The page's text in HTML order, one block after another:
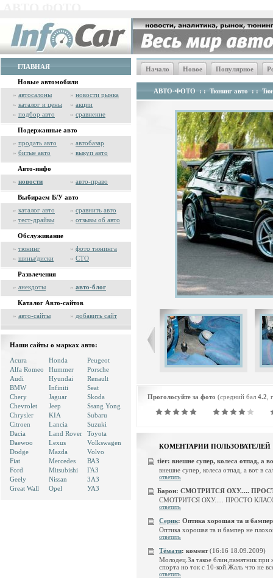
ГЛАВНАЯ
Новые автомобили
» автосалоны » новости рынка
» каталог и цены » акции
» подбор авто » сравнение
Подержанные авто
» продать авто » автобазар
» битые авто » выкуп авто
Авто-инфо
» новости » авто-право
Выбираем Б/У авто
» каталог авто » сравнить авто
» тест-драйвы » отзывы об авто
Обслуживание
» тюнинг » фото тюнинга
» шины/диски » СТО
Развлечения
» анекдоты » авто-блог
Каталог Авто-сайтов
» авто-сайты » добавить сайт
Наши сайты о марках авто:
Acura
Alfa Romeo
Audi
BMW
Chery
Chevrolet
Chrysler
Citroen
Dacia
Daewoo
Dodge
Fiat
Ford
Geely
Great Wall
Honda
Hummer
Hyundai
Infiniti
Jaguar
Jeep
KIA
Lancia
Land Rover
Lexus
Mazda
Mercedes
Mitsubishi
Nissan
Opel
Peugeot
Porsche
Renault
Seat
Skoda
Ssang Yong
Subaru
Suzuki
Toyota
Volkswagen
Volvo
ВАЗ
ГАЗ
ЗАЗ
УАЗ
Начало Новое Популярное
АВТО-ФОТО : : Тюнинг авто : :
Проголосуйте за фото (средний бал 4.2
КОМЕНТАРИИ ПОЛЬЗОВАТЕЛЕЙ
tier: внешне супер, колеса отпад, а
внешне супер, колеса отпад, а вот в
ответить
Барон: СМОТРИТСЯ ОХУ.....
СМОТРИТСЯ ОХУ..... ПРОСТО
ответить
Серик: Оптика хорошая та и
Оптика хорошая та и бампер не
ответить
Тёмати: комент(16:16 18.09.2009)
Молодец.За такое блин,памятник при
спорта но ток с 10-кой.Жаль что не
ответить